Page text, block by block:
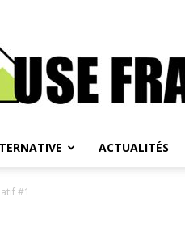
ACTUALITÉS
#1